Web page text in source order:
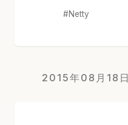
Netty
2015年08月18日